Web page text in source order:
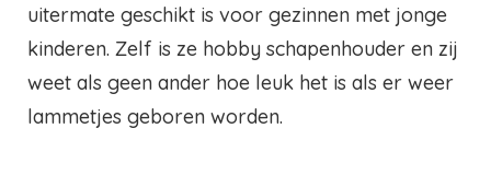
uitermate geschikt is voor gezinnen met jonge
kinderen. Zelf is ze hobby schapenhouder en zij
weet als geen ander hoe leuk het is als er weer
lammetjes geboren worden.